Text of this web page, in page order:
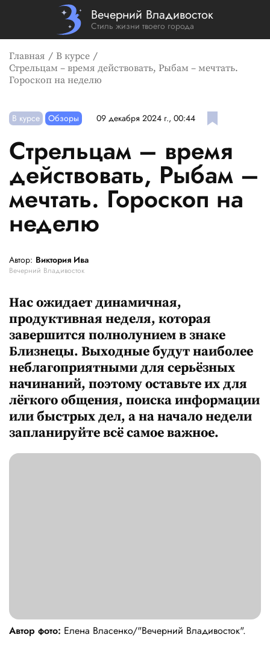
Вечерний Владивосток
Стиль жизни твоего города
Главная
В курсе
Стрельцам – время действовать, Рыбам – мечтать.
Гороскоп на неделю
В курсе Обзоры 09 декабря 2024 г., 00:44
Стрельцам – время
действовать, Рыбам –
мечтать. Гороскоп на
неделю
Автор: Виктория Ива
Вечерний Владивосток
Нас ожидает динамичная,
продуктивная неделя, которая
завершится полнолунием в знаке
Близнецы. Выходные будут наиболее
неблагоприятными для серьёзных
начинаний, поэтому оставьте их для
лёгкого общения, поиска информации
или быстрых дел, а на начало недели
запланируйте всё самое важное.
Автор фото: Елена Власенко/"Вечерний Владивосток".